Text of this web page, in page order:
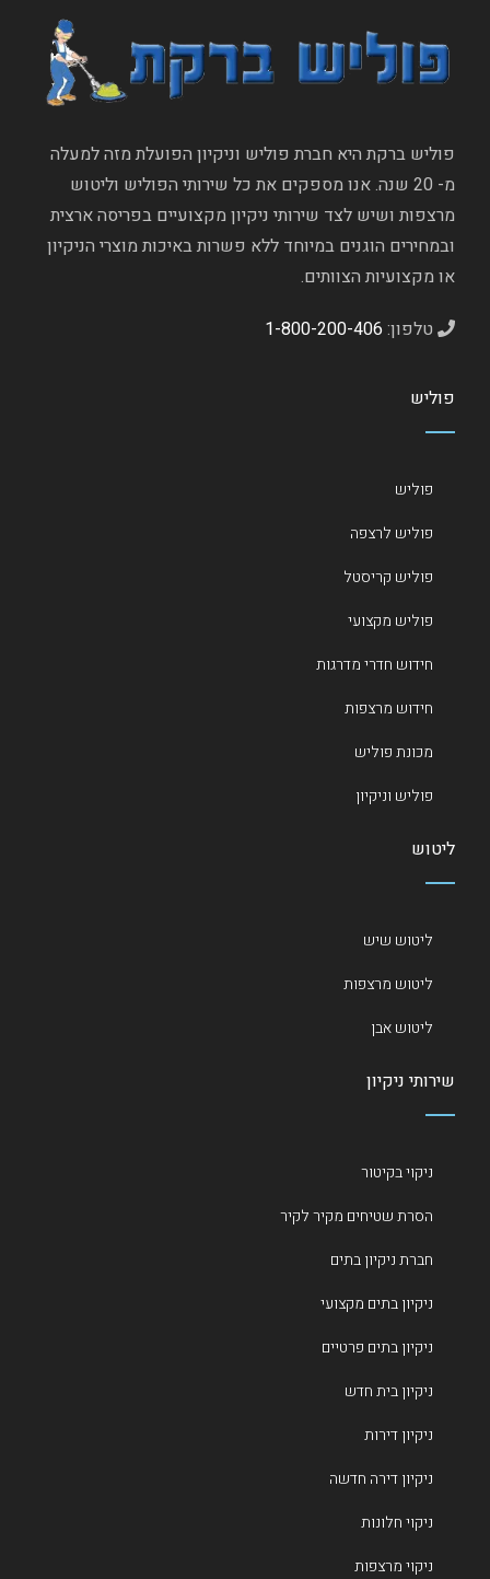
פוליש ברקת היא חברת פוליש וניקיון הפועלת מזה למעלה
מ- 20 שנה. אנו מספקים את כל שירותי הפוליש וליטוש
מרצפות ושיש לצד שירותי ניקיון מקצועיים בפריסה ארצית
ובמחירים הוגנים במיוחד ללא פשרות באיכות מוצרי הניקיון
או מקצועיות הצוותים.
טלפון: 1-800-200-406
פוליש
פוליש
פוליש לרצפה
פוליש קריסטל
פוליש מקצועי
חידוש חדרי מדרגות
חידוש מרצפות
מכונת פוליש
פוליש וניקיון
ליטוש
ליטוש שיש
ליטוש מרצפות
ליטוש אבן
שירותי ניקיון
ניקוי בקיטור
הסרת שטיחים מקיר לקיר
חברת ניקיון בתים
ניקיון בתים מקצועי
ניקיון בתים פרטיים
ניקיון בית חדש
ניקיון דירות
ניקיון דירה חדשה
ניקוי חלונות
ניקוי מרצפות